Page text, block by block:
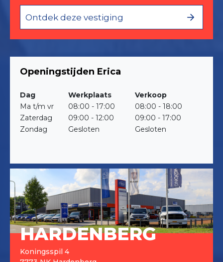
Ontdek deze vestiging
Openingstijden Erica
Dag Werkplaats
Verkoop
Ma t/m vr
08:00 - 17:00
08:00 - 18:00
Zaterdag
09:00 - 12:00
09:00 - 17:00
Zondag
Gesloten Gesloten
HARDENBERG
Koningsspil 4